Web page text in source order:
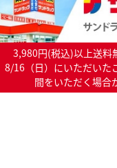
3,980円(税込)以上送料
8/16（日）にいただいた
間をいただく場合